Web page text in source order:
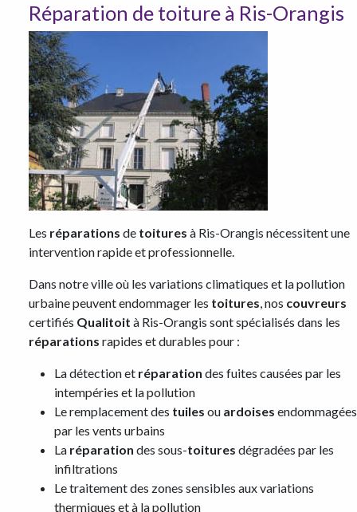
Réparation de toiture à Ris-Orangis
Les réparations de toitures à Ris-Orangis nécessitent une
intervention rapide et professionnelle.
Dans notre ville où les variations climatiques et la pollution
urbaine peuvent endommager les toitures, nos couvreurs
certifiés Qualitoit à Ris-Orangis sont spécialisés dans les
réparations rapides et durables pour :
La détection et réparation des fuites causées par les
intempéries et la pollution
Le remplacement des tuiles ou ardoises endommagées
par les vents urbains
La réparation des sous-toitures dégradées par les
infiltrations
Le traitement des zones sensibles aux variations
thermiques et à la pollution